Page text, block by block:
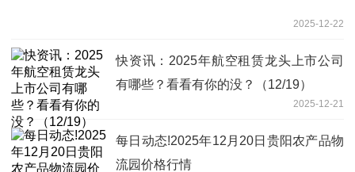
2025-12-22
快资讯：2025年航空租赁龙头上市公司
有哪些？看看有你的没？（12/19）
2025-12-21
每日动态!2025年12月20日贵阳农产品物
流园价格行情